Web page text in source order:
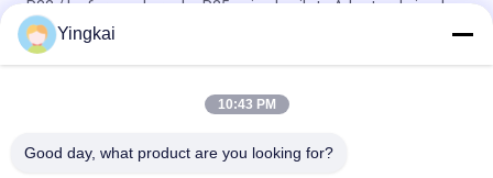
R32 / Le forage de roche R25 usine le pilote Adapter de jambe
de peu de perceuse de carbure de tungstène
Adaptateur pilote de dérive et de tunneling 12° de diamètre 40
Yingkai
10:43 PM
Good day, what product are you looking for?